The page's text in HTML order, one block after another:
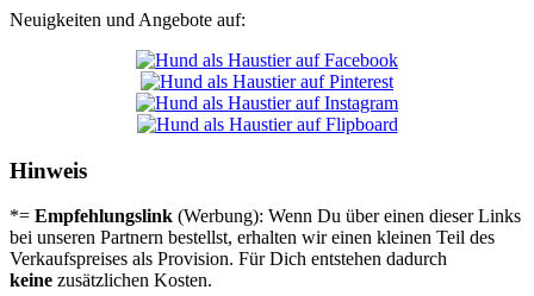
Neuigkeiten und Angebote auf:
Hinweis
*= Empfehlungslink (Werbung): Wenn Du über einen dieser Links
bei unseren Partnern bestellst, erhalten wir einen kleinen Teil des
Verkaufspreises als Provision. Für Dich entstehen dadurch
keine zusätzlichen Kosten.